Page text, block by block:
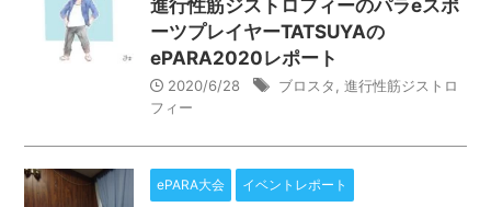
進行性筋ジストロフィーのパラeスポ
ーツプレイヤーTATSUYAの
ePARA2020レポート
2020/6/28 ブロスタ ,進行性筋ジストロ
フィー
ePARA大会 イベントレポート